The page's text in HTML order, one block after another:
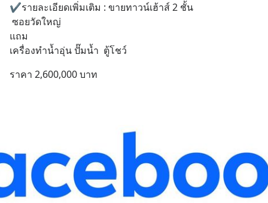
✔️รายละเอียดเพิ่มเติม : ขายทาวน์เฮ้าส์ 2 ชั้น
ซอยวัดใหญ่
แถม
เครื่องทำนํ้าอุ่น ปั๊มนํ้า  ตู้โชว์
ราคา 2,600,000 บาท